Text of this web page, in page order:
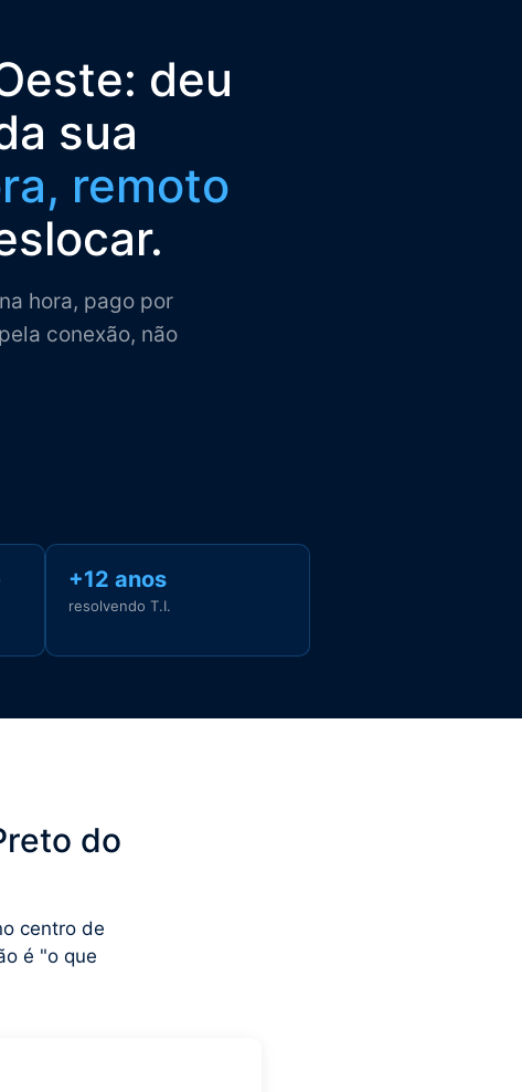
deu
sua
remoto
hora, pago por
conexão, não
+12 anos
resolvendo T.I.
do
centro de
é "o que